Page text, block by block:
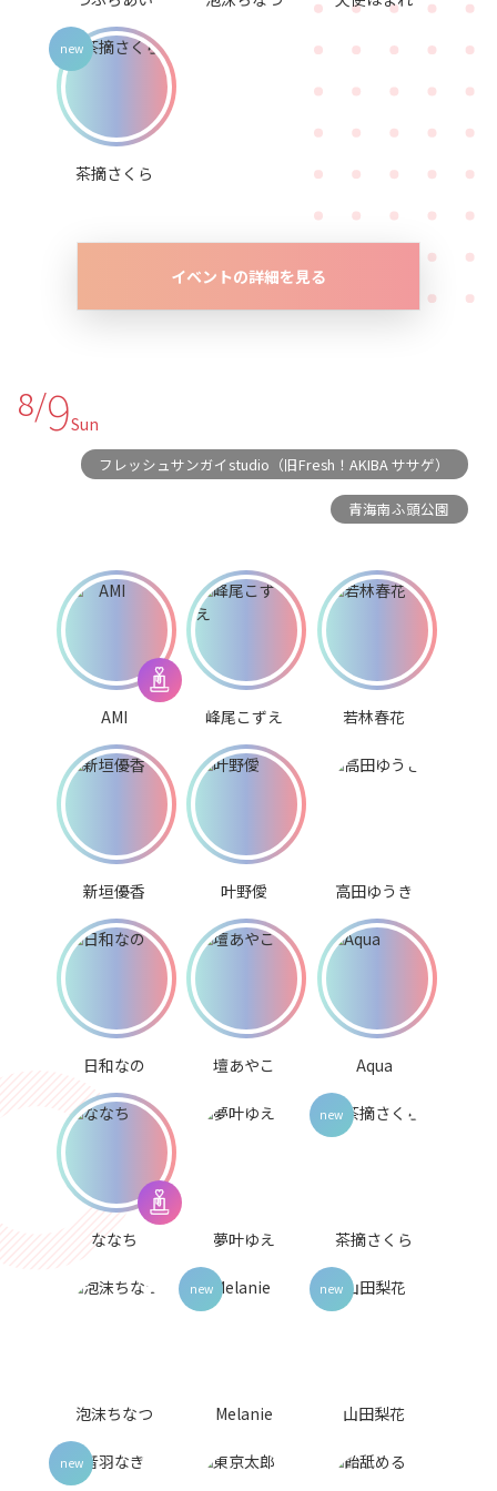
茶摘さくら
イベントの詳細を見る
8/9Sun
フレッシュサンガイstudio（旧Fresh！AKIBA ササゲ）
青海南ふ頭公園
AMI 峰尾こずえ 若林春花
新垣優香 叶野僾 高田ゆうき
日和なの 壇あやこ Aqua
ななち 夢叶ゆえ 茶摘さくら
泡沫ちなつ Melanie 山田梨花